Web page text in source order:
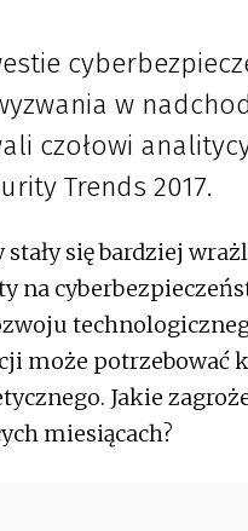
w
czołowi
Trends 2017.
się bardziej
na
może
Jakie
miesiącach?